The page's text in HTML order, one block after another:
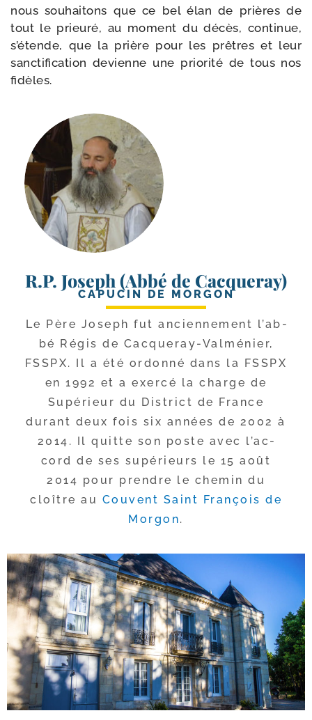
nous sou­hai­tons que ce bel élan de prières de
tout le prieu­ré, au moment du décès, conti­nue,
s’é­tende, que la prière pour les prêtres et leur
sanc­ti­fi­ca­tion devienne une prio­ri­té de tous nos
fidèles.
R.P. Joseph (Abbé de Cacqueray)
CAPUCIN DE MORGON
Le Père Joseph fut ancien­ne­ment l’ab­
bé Régis de Cacqueray-​Valménier,
FSSPX. Il a été ordon­né dans la FSSPX
en 1992 et a exer­cé la charge de
Supérieur du District de France
durant deux fois six années de 2002 à
2014. Il quitte son poste avec l’ac­
cord de ses supé­rieurs le 15 août
2014 pour prendre le che­min du
cloître au Couvent Saint François de
Morgon.